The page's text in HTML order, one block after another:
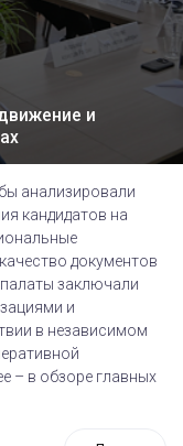
и
анализировали
кандидатов на
документов
заключали
и
в независимом
– в обзоре главных